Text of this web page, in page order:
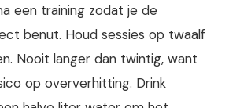
een training zodat je de
benut. Houd sessies op twaalf
Nooit langer dan twintig, want
op oververhitting. Drink